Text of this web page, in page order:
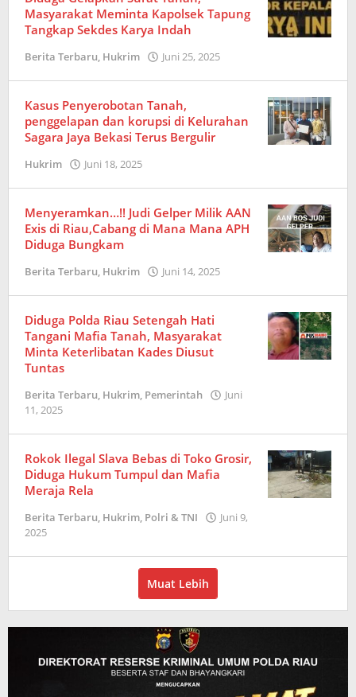
Masyarakat Meminta Kapolsek Tapung
Tangkap Sekdes Karya Indah
Berita Terbaru, Hukrim Juni 25, 2025
Kasus Penyerobotan Tanah,
penggelapan dan korupsi di Kelurahan
Sagara Jaya Bekasi Terus Bergulir
Hukrim Juni 18, 2025
Menyeramkan…!! Judi Gelper Milik AAN
Exis di Riau,Cabang di Mana Mana APH
Diduga Bungkam
Berita Terbaru, Hukrim Juni 14, 2025
Diduga Polda Riau Setengah Hati
Tangani Mafia Tanah, Masyarakat
Minta Keterlibatan Kades Diusut
Tuntas
Berita Terbaru, Hukrim, Pemerintah
Juni
11, 2025
Rokok Ilegal Slava Bebas di Toko Grosir,
Diduga Hukum Tumpul dan Mafia
Meraja Rela
Berita Terbaru, Hukrim, Polri & TNI
Juni 9,
2025
Muat Lebih